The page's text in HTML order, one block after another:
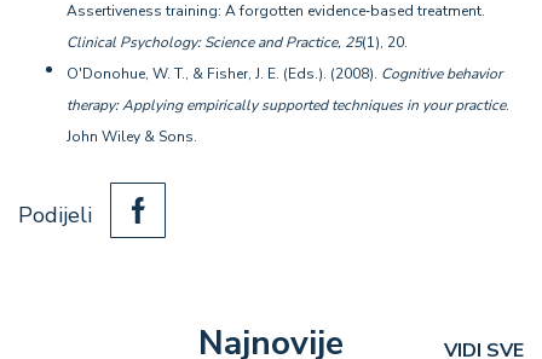
Assertiveness training: A forgotten evidence‐based treatment.
Clinical Psychology: Science and Practice, 25(1), 20.
O'Donohue, W. T., & Fisher, J. E. (Eds.). (2008). Cognitive behavior
therapy: Applying empirically supported techniques in your practice.
John Wiley & Sons.
Podijeli
Najnovije VIDI SVE